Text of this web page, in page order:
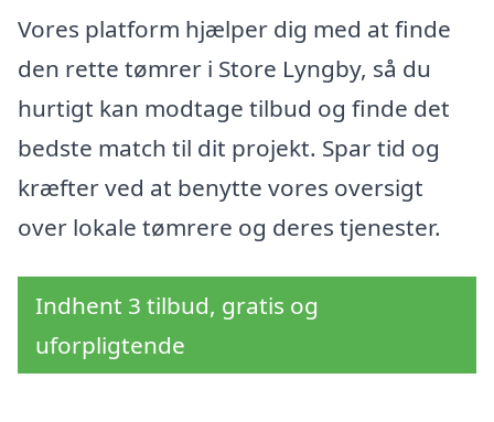
Vores platform hjælper dig med at finde
den rette tømrer i Store Lyngby, så du
hurtigt kan modtage tilbud og finde det
bedste match til dit projekt. Spar tid og
kræfter ved at benytte vores oversigt
over lokale tømrere og deres tjenester.
Indhent 3 tilbud, gratis og
uforpligtende